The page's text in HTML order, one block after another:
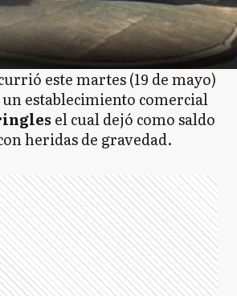
este martes (19 de mayo)
establecimiento comercial
el cual dejó como saldo
heridas de gravedad.